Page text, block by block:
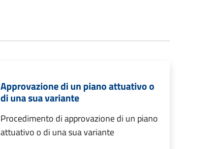
Approvazione di un piano attuativo o
di una sua variante
Procedimento di approvazione di un piano
attuativo o di una sua variante